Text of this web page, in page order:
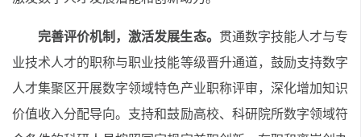
完善评价机制，激活发展生态。 贯通数字技能人才与专
业技术人才的职称与职业技能等级晋升通道，鼓励支持数字
人才集聚区开展数字领域特色产业职称评审，深化增加知识
价值收入分配导向。支持和鼓励高校、科研院所数字领域符